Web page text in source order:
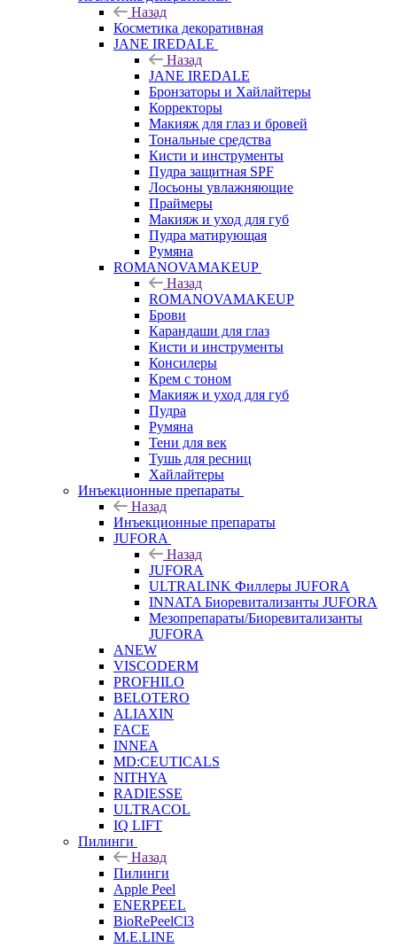
Назад
Косметика декоративная
JANE IREDALE
Назад
JANE IREDALE
Бронзаторы и Хайлайтеры
Корректоры
Макияж для глаз и бровей
Тональные средства
Кисти и инструменты
Пудра защитная SPF
Лосьоны увлажняющие
Праймеры
Макияж и уход для губ
Пудра матирующая
Румяна
ROMANOVAMAKEUP
Назад
ROMANOVAMAKEUP
Брови
Карандаши для глаз
Кисти и инструменты
Консилеры
Крем с тоном
Макияж и уход для губ
Пудра
Румяна
Тени для век
Тушь для ресниц
Хайлайтеры
Инъекционные препараты
Назад
Инъекционные препараты
JUFORA
Назад
JUFORA
ULTRALINK Филлеры JUFORA
INNATA Биоревитализанты JUFORA
Мезопрепараты/Биоревитализанты
JUFORA
ANEW
VISCODERM
PROFHILO
BELOTERO
ALIAXIN
FACE
INNEA
MD:CEUTICALS
NITHYA
RADIESSE
ULTRACOL
IQ LIFT
Пилинги
Назад
Пилинги
Apple Peel
ENERPEEL
BioRePeelCl3
M.E.LINE